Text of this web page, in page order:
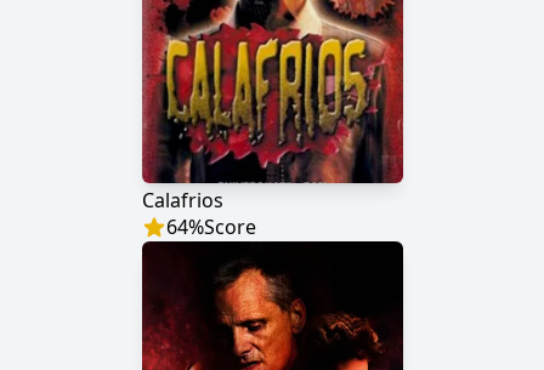
Calafrios
64%Score